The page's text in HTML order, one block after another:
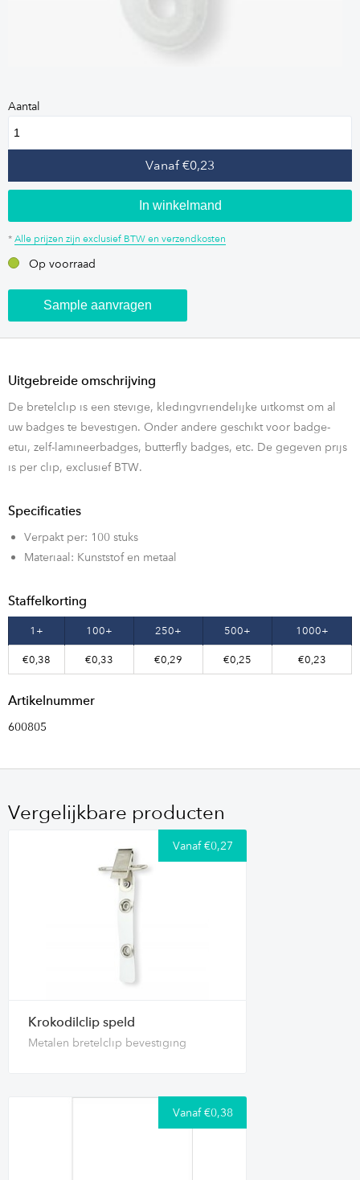
Aantal
Vanaf €0,23
In winkelmand
*Alle prijzen zijn exclusief BTW en verzendkosten
Op voorraad
Sample aanvragen
Uitgebreide omschrijving
De bretelclip is een stevige, kledingvriendelijke uitkomst om al
uw badges te bevestigen. Onder andere geschikt voor badge-
etui, zelf-lamineerbadges, butterfly badges, etc. De gegeven prijs
is per clip, exclusief BTW.
Specificaties
Verpakt per: 100 stuks
Materiaal: Kunststof en metaal
Staffelkorting
1+ 100+ 250+ 500+ 1000+
€0,38 €0,33 €0,29 €0,25 €0,23
Artikelnummer
600805
Vergelijkbare producten
Vanaf €0,27
Krokodilclip speld
Metalen bretelclip bevestiging
Vanaf €0,38